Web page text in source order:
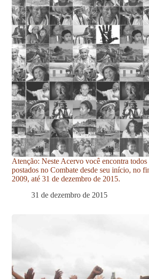
Atenção: Neste Acervo você encontra todos
postados no Combate desde seu início, no
2009, até 31 de dezembro de 2015.
31 de dezembro de 2015